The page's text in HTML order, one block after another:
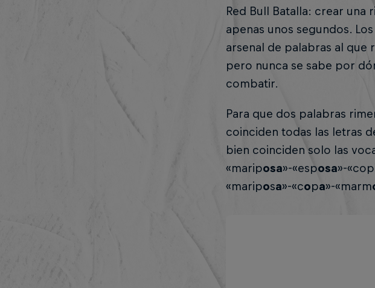
Red Bull Batalla: crear una
apenas unos segundos.
arsenal de palabras al que
pero nunca se sabe por
combatir.
Para que dos palabras
coinciden todas las letras
bien coinciden solo las
«mariposa»-«esposa»-
«mariposa»-«copa»-«marm